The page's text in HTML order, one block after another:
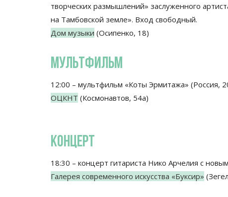
творческих размышлений» заслуженного
на Тамбовской земле». Вход свободный.
Дом музыки (Осипенко, 18)
МУЛЬТФИЛЬМ
12:00 – мультфильм «Коты Эрмитажа» (Россия,
ОЦКНТ (Космонавтов, 54а)
КОНЦЕРТ
18:30 – концерт гитариста Нико Арчелия с
Галерея современного искусства «Буксир»